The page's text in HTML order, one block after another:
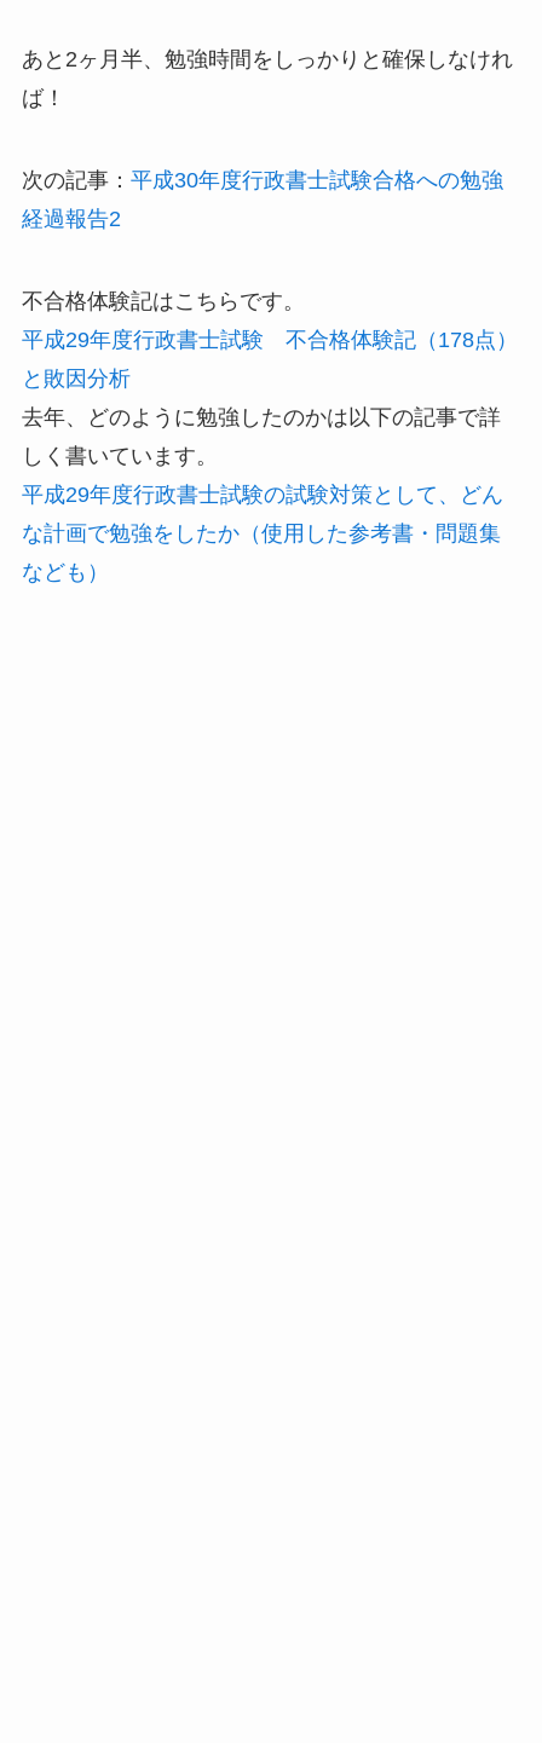
あと2ヶ月半、勉強時間をしっかりと確保しなけれ
ば！
次の記事： 平成30年度行政書士試験合格への勉強
経過報告2
不合格体験記はこちらです。
平成29年度行政書士試験 不合格体験記（178点）
と敗因分析
去年、どのように勉強したのかは以下の記事で詳
しく書いています。
平成29年度行政書士試験の試験対策として、どん
な計画で勉強をしたか（使用した参考書・問題集
なども）